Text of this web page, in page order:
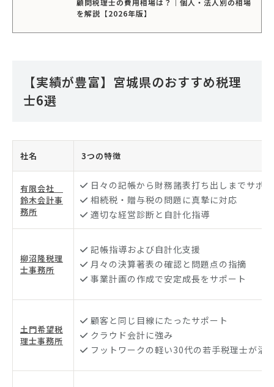
顧問税理士の費用相場は？｜個人・法人別の相場
を解説【2026年版】
【実績が豊富】宮城県のおすすめ税理
士6選
社名 3つの特徴
有限会社
鈴木会計事
務所
日々の記帳から財務諸表打ち出しまでサポ
相続税・贈与税の問題に真摯に対応
適切な経営診断と自計化指導
柳沼隆税理
士事務所
記帳指導および自計化支援
月々の決算著表の確認と問題点の指摘
事業計画の作成で安定成長をサポート
土門希望税
理士事務所
顧客と同じ目線にたったサポート
クラウド会計に強み
フットワークの軽い30代の若手税理士が活